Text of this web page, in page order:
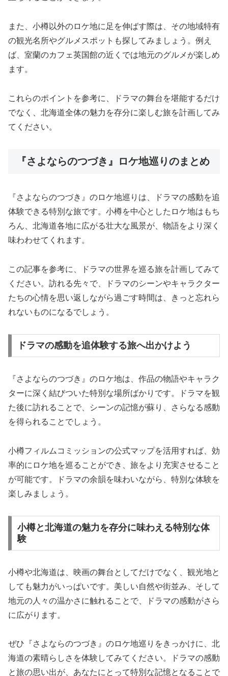
また、小樽以外のロケ地に足を伸ばす際は、その地域特有
の観光名所やグルメスポットも探してみましょう。例え
ば、室蘭のカフェ英国館の近くでは地元のグルメが楽しめ
ます。
これらのポイントを参考に、ドラマの舞台を堪能するだけ
でなく、北海道全体の魅力を存分に楽しむ旅を計画してみ
てください。
『さよならのつづき』ロケ地巡りのまとめ
『さよならのつづき』のロケ地巡りは、ドラマの感動を追
体験できる特別な旅です。小樽を中心としたロケ地はもち
ろん、北海道各地に広がる壮大な風景が、物語をより深く
味わわせてくれます。
この記事を参考に、ドラマの世界を巡る旅を計画してみて
ください。訪れる先々で、ドラマのシーンやキャラクター
たちの心情を思い返しながら過ごす時間は、きっと忘れら
れないものになるでしょう。
ドラマの感動を追体験する旅へ出かけよう
『さよならのつづき』のロケ地は、作品の物語やキャラク
ターに深く結びついた特別な場所ばかりです。ドラマを観
た後に訪れることで、シーンの記憶が蘇り、さらなる感動
を得られることでしょう。
小樽フィルムコミッションの公式マップを活用すれば、効
率的にロケ地を巡ることができ、旅をより充実させること
が可能です。ドラマの余韻を味わいながら、特別な体験を
楽しみましょう。
小樽と北海道の魅力を存分に味わえる特別な体
験
小樽や北海道は、映画の舞台としてだけでなく、観光地と
しても魅力がいっぱいです。美しい自然や街並み、そして
地元の人々の温かさに触れることで、ドラマの感動がさら
に広がります。
ぜひ『さよならのつづき』のロケ地巡りをきっかけに、北
海道の素晴らしさを体験してみてください。ドラマの感動
と旅の思い出が、あなたにとって特別な記憶となることで